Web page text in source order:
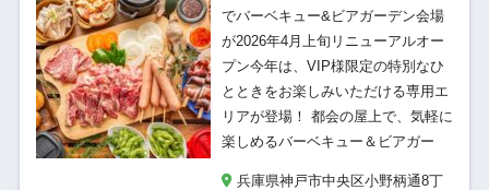
でバーベキュー&ビアガーデン会場
が2026年4月上旬リニューアルオー
プン今年は、VIP様限定の特別なひ
とときをお楽しみいただける専用エ
リアが登場！ 都会の屋上で、気軽に
楽しめるバーベキュー＆ビアガー
兵庫県神戸市中央区小野柄通8丁